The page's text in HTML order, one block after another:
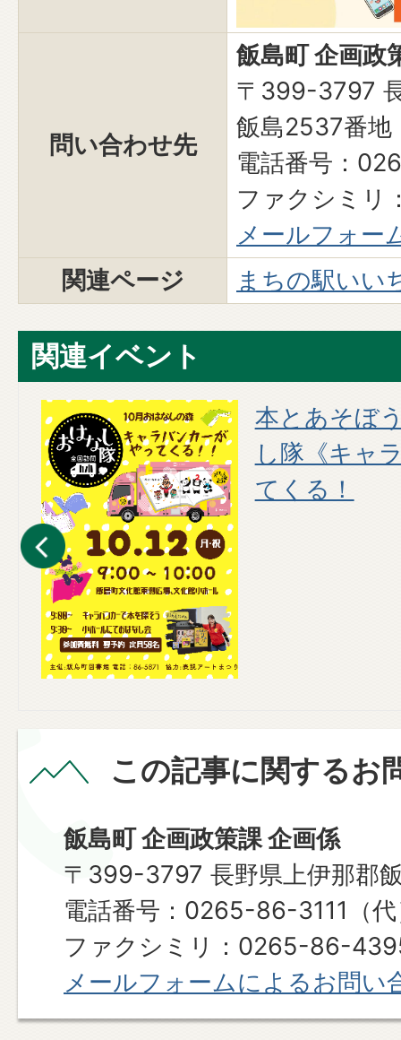
問い合わせ先
飯島町 企画政
〒399-3797
飯島2537番地
電話番号：
ファクシミ
メールフォー
関連ページ
まちの駅いい
関連イベント
本とあそぼ
し隊《キャ
てくる！
この記事に関するお
飯島町 企画政策課 企画係
〒399-3797 長野県上伊那郡
電話番号：0265-86-3111（
ファクシミリ：0265-86-
メールフォームによるお問い